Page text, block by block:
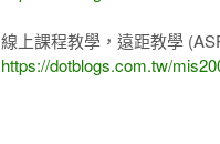
線上課程教學，遠距教學
https://dotblogs.com.tw/